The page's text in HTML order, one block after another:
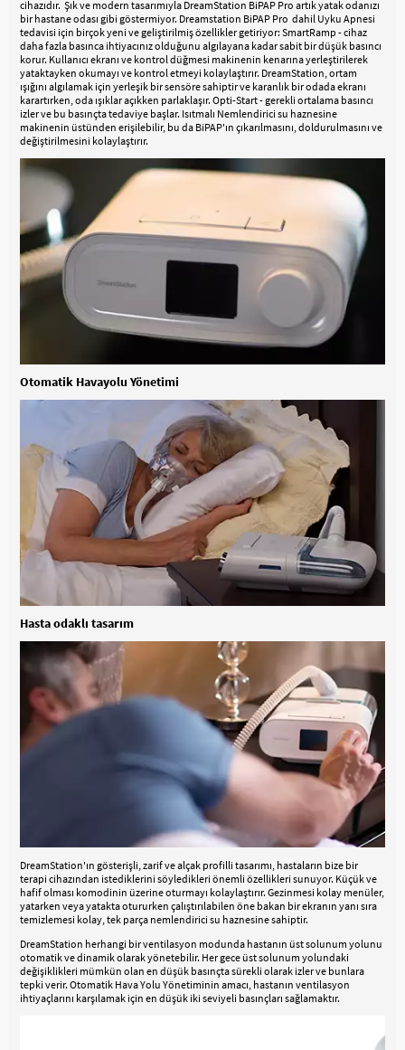
cihazıdır. Şık ve modern tasarımıyla DreamStation BiPAP Pro artık yatak odanızı
bir hastane odası gibi göstermiyor. Dreamstation BiPAP Pro dahil Uyku Apnesi
tedavisi için birçok yeni ve geliştirilmiş özellikler getiriyor: SmartRamp - cihaz
daha fazla basınca ihtiyacınız olduğunu algılayana kadar sabit bir düşük basıncı
korur. Kullanıcı ekranı ve kontrol düğmesi makinenin kenarına yerleştirilerek
yataktayken okumayı ve kontrol etmeyi kolaylaştırır. DreamStation, ortam
ışığını algılamak için yerleşik bir sensöre sahiptir ve karanlık bir odada ekranı
karartırken, oda ışıklar açıkken parlaklaşır. Opti-Start - gerekli ortalama basıncı
izler ve bu basınçta tedaviye başlar. Isıtmalı Nemlendirici su haznesine
makinenin üstünden erişilebilir, bu da BiPAP'ın çıkarılmasını, doldurulmasını ve
değiştirilmesini kolaylaştırır.
Otomatik Havayolu Yönetimi
Hasta odaklı tasarım
DreamStation'ın gösterişli, zarif ve alçak profilli tasarımı, hastaların bize bir
terapi cihazından istediklerini söyledikleri önemli özellikleri sunuyor. Küçük ve
hafif olması komodinin üzerine oturmayı kolaylaştırır. Gezinmesi kolay menüler,
yatarken veya yatakta otururken çalıştırılabilen öne bakan bir ekranın yanı sıra
temizlemesi kolay, tek parça nemlendirici su haznesine sahiptir.
DreamStation herhangi bir ventilasyon modunda hastanın üst solunum yolunu
otomatik ve dinamik olarak yönetebilir. Her gece üst solunum yolundaki
değişiklikleri mümkün olan en düşük basınçta sürekli olarak izler ve bunlara
tepki verir. Otomatik Hava Yolu Yönetiminin amacı, hastanın ventilasyon
ihtiyaçlarını karşılamak için en düşük iki seviyeli basınçları sağlamaktır.